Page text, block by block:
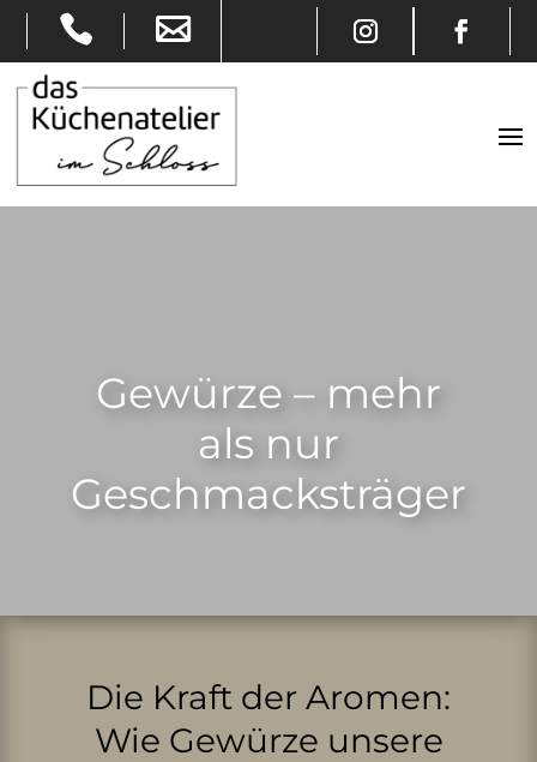
Gewürze – mehr
als nur
Geschmacksträger
Die Kraft der Aromen:
Wie Gewürze unsere